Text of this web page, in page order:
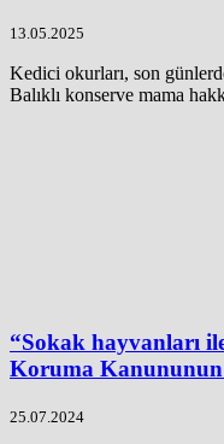
13.05.2025
Kedici okurları, son
Balıklı konserve mama
“Sokak hayvanları
Koruma Kanununun
25.07.2024